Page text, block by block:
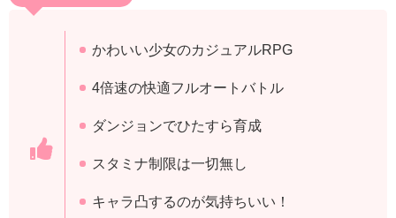
かわいい少女のカジュアルRPG
4倍速の快適フルオートバトル
ダンジョンでひたすら育成
スタミナ制限は一切無し
キャラ凸するのが気持ちいい！